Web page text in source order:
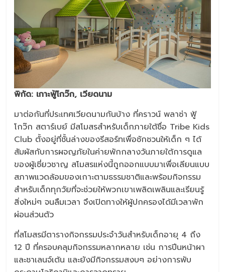
พิกัด: เกาะฟู้โกว๊ก, เวียดนาม
มาต่อกันที่ประเทศเวียดนามกันบ้าง ที่คราวน์ พลาซ่า ฟู้
โกว๊ก สตาร์เบย์ มีสโมสรสำหรับเด็กภายใต้ชื่อ Tribe Kids
Club ตั้งอยู่ที่ชั้นล่างของรีสอร์ทเพื่อชักชวนให้เด็ก ๆ ได้
สัมผัสกับการผจญภัยในค่ายพักกลางวันภายใต้การดูแล
ของผู้เชี่ยวชาญ สโมสรแห่งนี้ถูกออกแบบมาเพื่อเลียนแบบ
สภาพแวดล้อมของเกาะตามธรรมชาติและพร้อมกิจกรรม
สำหรับเด็กทุกวัยที่จะช่วยให้พวกเขาเพลิดเพลินและเรียนรู้
สิ่งใหม่ๆ จนลืมเวลา จึงเปิดทางให้ผู้ปกครองได้มีเวลาพัก
ผ่อนส่วนตัว
ที่สโมสรมีตารางกิจกรรมประจำวันสำหรับเด็กอายุ 4 ถึง
12 ปี ที่ครอบคลุมกิจกรรมหลากหลาย เช่น การปีนหน้าผา
และชาเลนจ์เต้น และยังมีกิจกรรมสงบๆ อย่างการพับ